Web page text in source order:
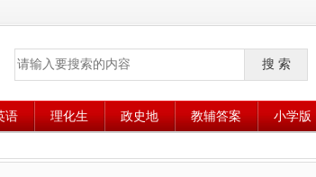
搜 索
语 理化生 政史地 教辅答案 小学版